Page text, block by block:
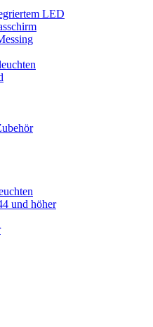
LED
und höher